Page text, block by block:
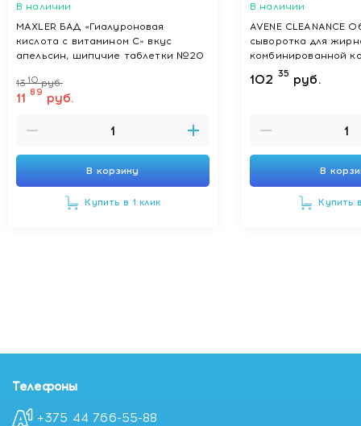
В наличии
MAXLER БАД «Гиалуроновая
кислота с витамином С» вкус
апельсин, шипучие таблетки №20
1310 руб.
11 89 руб.
В корзину
Купить в 1 клик
В наличии
AVENE CLEANANCE
сыворотка для
комбинированной
102 35 руб.
В
Купить
Телефоны
+375 44 766-55-88